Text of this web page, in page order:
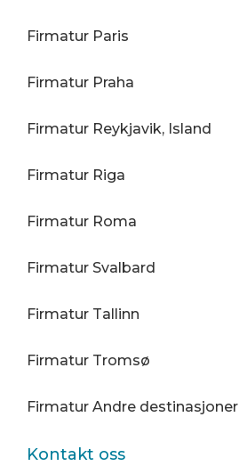
Firmatur Paris
Firmatur Praha
Firmatur Reykjavik, Island
Firmatur Riga
Firmatur Roma
Firmatur Svalbard
Firmatur Tallinn
Firmatur Tromsø
Firmatur Andre destinasjoner
Kontakt oss